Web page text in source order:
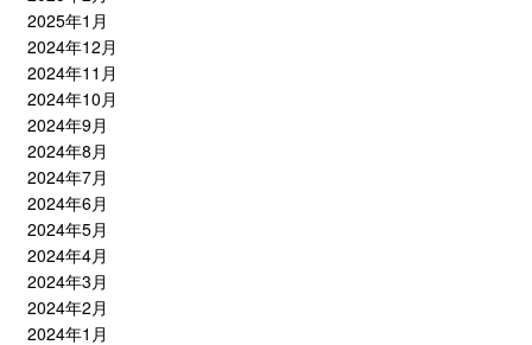
2025年1月
2024年12月
2024年11月
2024年10月
2024年9月
2024年8月
2024年7月
2024年6月
2024年5月
2024年4月
2024年3月
2024年2月
2024年1月